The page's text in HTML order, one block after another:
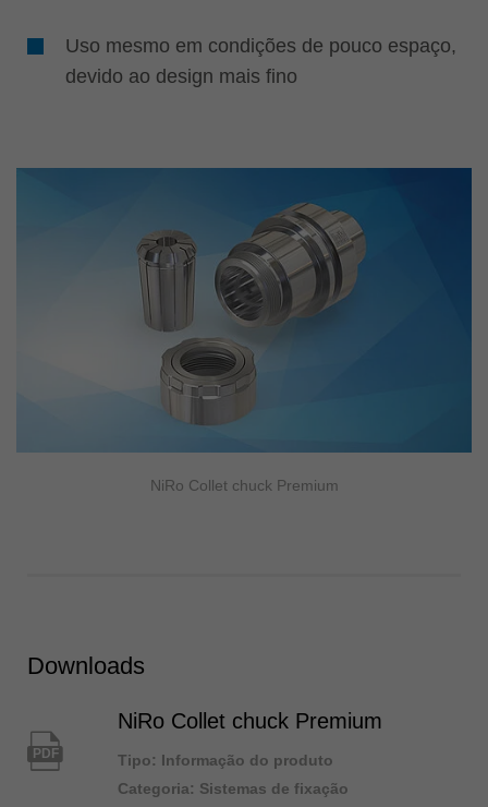
Uso mesmo em condições de pouco espaço,
devido ao design mais fino
NiRo Collet chuck Premium
Downloads
PDF
NiRo Collet chuck Premium
Tipo: Informação do produto
Categoria: Sistemas de fixação